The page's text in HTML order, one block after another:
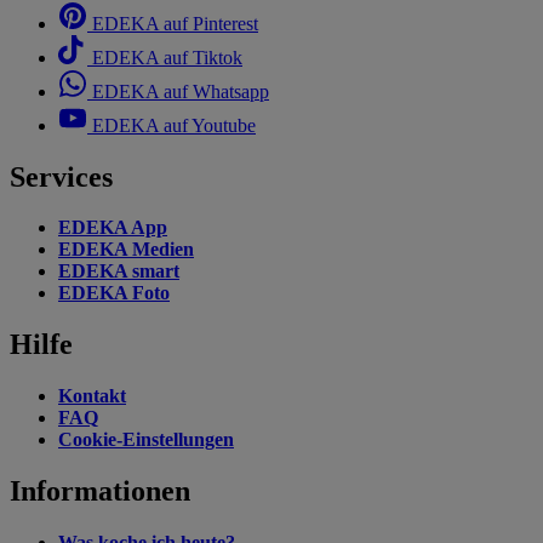
EDEKA auf Pinterest
EDEKA auf Tiktok
EDEKA auf Whatsapp
EDEKA auf Youtube
Services
EDEKA App
EDEKA Medien
EDEKA smart
EDEKA Foto
Hilfe
Kontakt
FAQ
Cookie-Einstellungen
Informationen